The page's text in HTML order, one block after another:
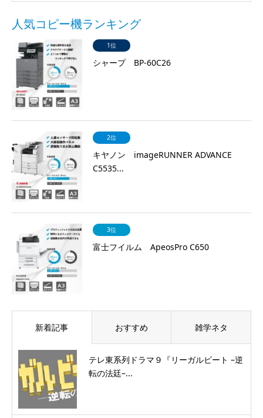
人気コピー機ランキング
1位
シャープ BP-60C26
2位
キヤノン imageRUNNER ADVANCE
C5535...
3位
富士フイルム ApeosPro C650
新着記事 おすすめ 雑学ネタ
テレ東系列ドラマ９『リーガルビート –逆
転の法廷–...